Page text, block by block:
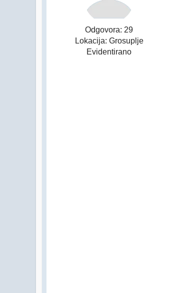
Odgovora: 29
Lokacija: Grosuplje
Evidentirano